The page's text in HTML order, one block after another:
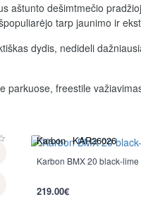
aštunto dešimtmečio
tarp jaunimo ir
dydis, nedideli
parkuose, freestile
Karbon KAR26026
Karbon BMX 20 black-
219.00€